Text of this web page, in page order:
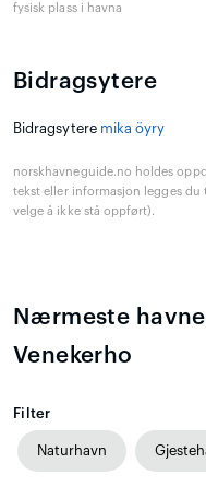
fysisk plass i havna
Bidragsytere
Bidragsytere mika öyry
norskhavneguide.no holdes
tekst eller informasjon legges
velge å ikke stå oppført).
Nærmeste
Venekerho
Filter
Naturhavn